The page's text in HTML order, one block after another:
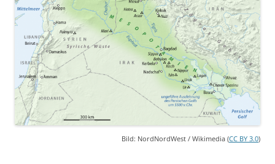
Bild: NordNordWest / Wikimedia (CC BY 3.0)